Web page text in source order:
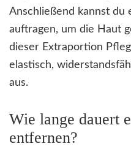
Anschließend kannst du
auftragen, um die Haut
dieser Extraportion
elastisch,
aus.
Wie lange dauert
entfernen?